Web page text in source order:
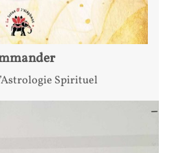
Spirituel